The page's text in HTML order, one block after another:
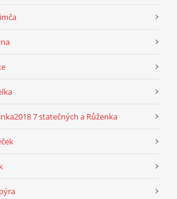
7 statečných a Růženka